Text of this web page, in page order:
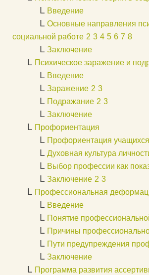
L Введение
L Основные направления
социальной работе 2 3 4 5 6 7 8
L Заключение
L Психическое заражение и
L Введение
L Заражение 2 3
L Подражание 2 3
L Заключение
L Профориентация
L Профориентация
L Духовная культура
L Выбор профессии как
L Заключение 2 3
L Профессиональная
L Введение
L Понятие
L Причины
L Пути предупреждения
L Заключение
L Программа развития